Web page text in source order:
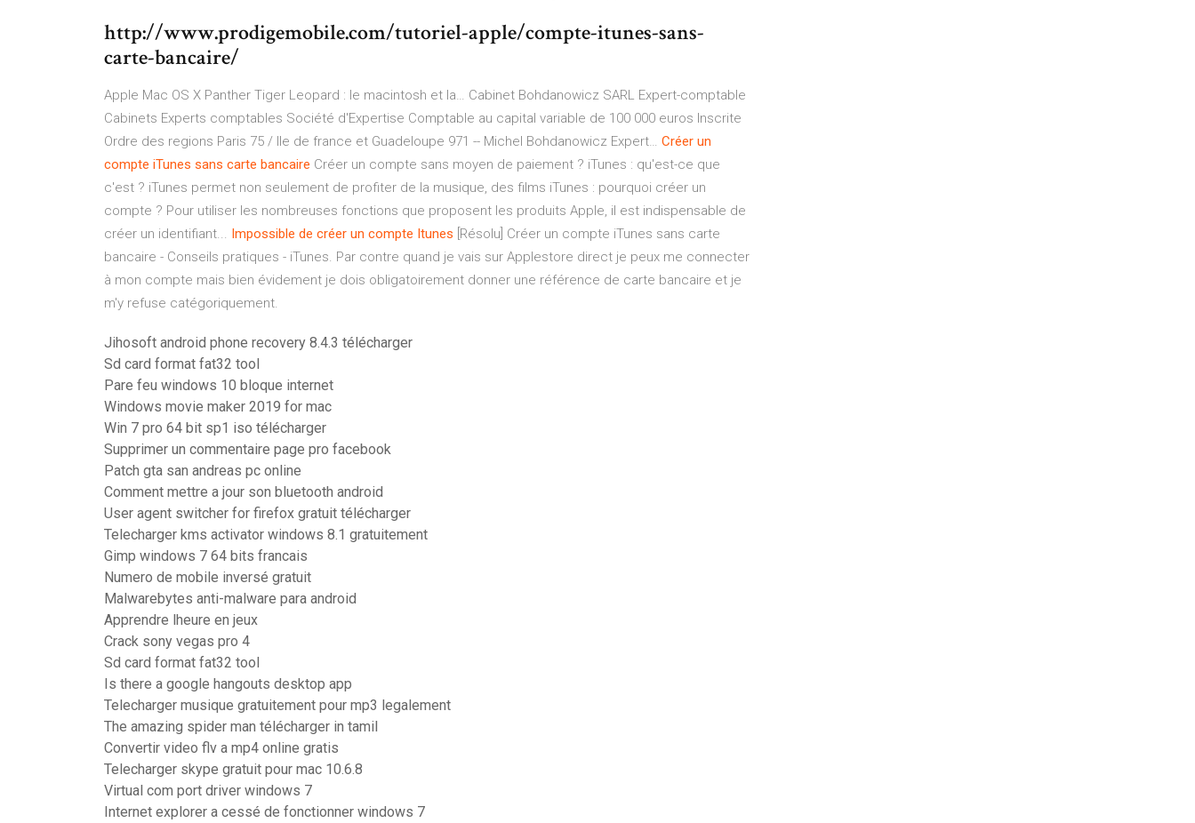
http://www.prodigemobile.com/tutoriel-apple/compte-itunes-sans-
carte-bancaire/
Apple Mac OS X Panther Tiger Leopard : le macintosh et la… Cabinet Bohdanowicz SARL Expert-comptable
Cabinets Experts comptables Société d'Expertise Comptable au capital variable de 100 000 euros Inscrite
Ordre des regions Paris 75 / Ile de france et Guadeloupe 971 -- Michel Bohdanowicz Expert… Créer un
compte iTunes sans carte bancaire Créer un compte sans moyen de paiement ? iTunes : qu'est-ce que
c'est ? iTunes permet non seulement de profiter de la musique, des films iTunes : pourquoi créer un
compte ? Pour utiliser les nombreuses fonctions que proposent les produits Apple, il est indispensable de
créer un identifiant... Impossible de créer un compte Itunes [Résolu] Créer un compte iTunes sans carte
bancaire - Conseils pratiques - iTunes. Par contre quand je vais sur Applestore direct je peux me connecter
à mon compte mais bien évidement je dois obligatoirement donner une référence de carte bancaire et je
m'y refuse catégoriquement.
Jihosoft android phone recovery 8.4.3 télécharger
Sd card format fat32 tool
Pare feu windows 10 bloque internet
Windows movie maker 2019 for mac
Win 7 pro 64 bit sp1 iso télécharger
Supprimer un commentaire page pro facebook
Patch gta san andreas pc online
Comment mettre a jour son bluetooth android
User agent switcher for firefox gratuit télécharger
Telecharger kms activator windows 8.1 gratuitement
Gimp windows 7 64 bits francais
Numero de mobile inversé gratuit
Malwarebytes anti-malware para android
Apprendre lheure en jeux
Crack sony vegas pro 4
Sd card format fat32 tool
Is there a google hangouts desktop app
Telecharger musique gratuitement pour mp3 legalement
The amazing spider man télécharger in tamil
Convertir video flv a mp4 online gratis
Telecharger skype gratuit pour mac 10.6.8
Virtual com port driver windows 7
Internet explorer a cessé de fonctionner windows 7